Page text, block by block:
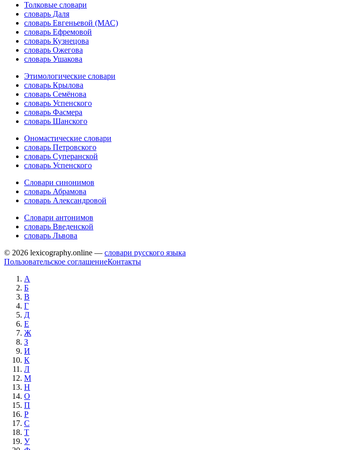
Толковые словари
словарь Даля
словарь Евгеньевой (МАС)
словарь Ефремовой
словарь Кузнецова
словарь Ожегова
словарь Ушакова
Этимологические словари
словарь Крылова
словарь Семёнова
словарь Успенского
словарь Фасмера
словарь Шанского
Ономастические словари
словарь Петровского
словарь Суперанской
словарь Успенского
Словари синонимов
словарь Абрамова
словарь Александровой
Словари антонимов
словарь Введенской
словарь Львова
© 2026 lexicography.online — словари русского языка
Пользовательское соглашениеКонтакты
А
Б
В
Г
Д
Е
Ж
З
И
К
Л
М
Н
О
П
Р
С
Т
У